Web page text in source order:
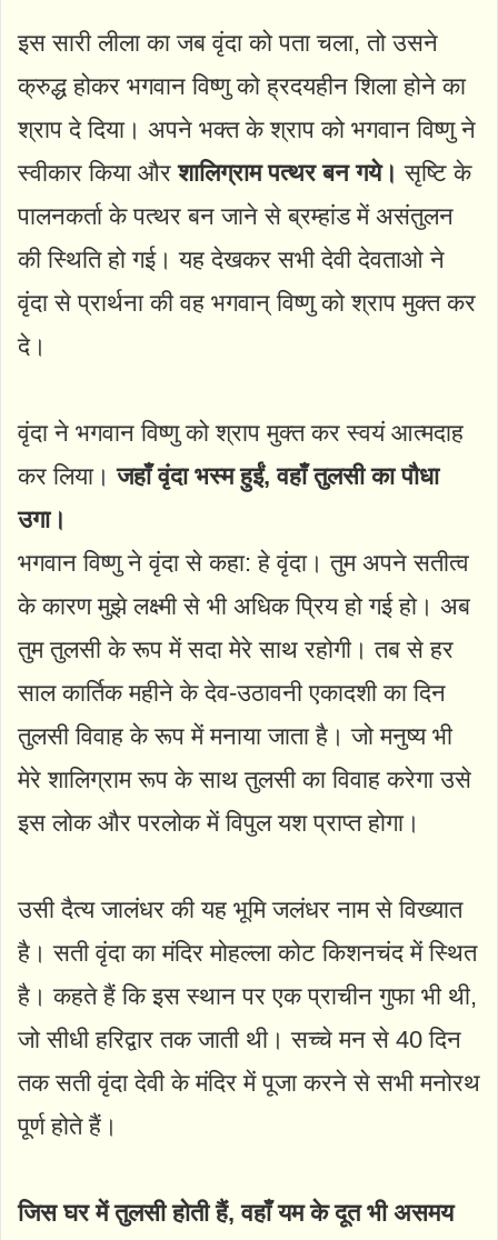
इस सारी लीला का जब वृंदा को पता चला, तो उसने
क्रुद्ध होकर भगवान विष्णु को ह्रदयहीन शिला होने का
श्राप दे दिया। अपने भक्त के श्राप को भगवान विष्णु ने
स्वीकार किया औरशालिग्राम पत्थर बन गये। सृष्टि के
पालनकर्ता के पत्थर बन जाने से ब्रम्हांड में असंतुलन
की स्थिति हो गई। यह देखकर सभी देवी देवताओ ने
वृंदा से प्रार्थना की वह भगवान् विष्णु को श्राप मुक्त कर
दे।
वृंदा ने भगवान विष्णु को श्राप मुक्त कर स्वयं आत्मदाह
कर लिया।जहाँ वृंदा भस्म हुईं, वहाँ तुलसी का पौधा
उगा।
भगवान विष्णु ने वृंदा से कहा: हे वृंदा। तुम अपने सतीत्व
के कारण मुझे लक्ष्मी से भी अधिक प्रिय हो गई हो। अब
तुम तुलसी के रूप में सदा मेरे साथ रहोगी। तब से हर
साल कार्तिक महीने के देव-उठावनी एकादशी का दिन
तुलसी विवाह के रूप में मनाया जाता है। जो मनुष्य भी
मेरे शालिग्राम रूप के साथ तुलसी का विवाह करेगा उसे
इस लोक और परलोक में विपुल यश प्राप्त होगा।
उसी दैत्य जालंधर की यह भूमि जलंधर नाम से विख्यात
है। सती वृंदा का मंदिर मोहल्ला कोट किशनचंद में स्थित
है। कहते हैं कि इस स्थान पर एक प्राचीन गुफा भी थी,
जो सीधी हरिद्वार तक जाती थी। सच्चे मन से 40 दिन
तक सती वृंदा देवी के मंदिर में पूजा करने से सभी मनोरथ
पूर्ण होते हैं।
जिस घर में तुलसी होती हैं, वहाँ यम के दूत भी असमय